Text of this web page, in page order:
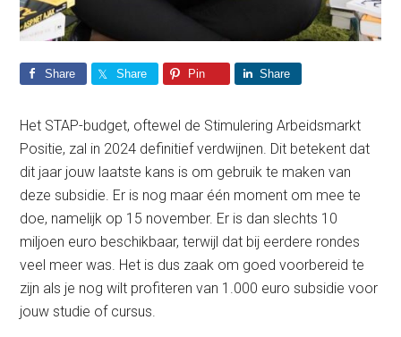
Share Share Pin Share
Het STAP-budget, oftewel de Stimulering Arbeidsmarkt
Positie, zal in 2024 definitief verdwijnen. Dit betekent dat
dit jaar jouw laatste kans is om gebruik te maken van
deze subsidie. Er is nog maar één moment om mee te
doe, namelijk op 15 november. Er is dan slechts 10
miljoen euro beschikbaar, terwijl dat bij eerdere rondes
veel meer was. Het is dus zaak om goed voorbereid te
zijn als je nog wilt profiteren van 1.000 euro subsidie voor
jouw studie of cursus.